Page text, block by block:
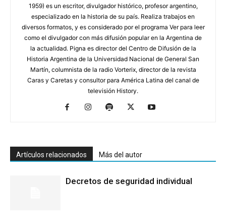
1959) es un escritor, divulgador histórico, profesor argentino,
especializado en la historia de su país. Realiza trabajos en
diversos formatos, y es considerado por el programa Ver para leer
como el divulgador con más difusión popular en la Argentina de
la actualidad. Pigna es director del Centro de Difusión de la
Historia Argentina de la Universidad Nacional de General San
Martín, columnista de la radio Vorterix, director de la revista
Caras y Caretas y consultor para América Latina del canal de
televisión History.
Artículos relacionados Más del autor
Decretos de seguridad individual